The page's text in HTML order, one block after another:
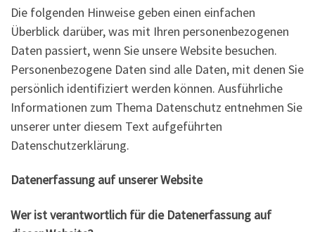
Die folgenden Hinweise geben einen einfachen
Überblick darüber, was mit Ihren personenbezogenen
Daten passiert, wenn Sie unsere Website besuchen.
Personenbezogene Daten sind alle Daten, mit denen Sie
persönlich identifiziert werden können. Ausführliche
Informationen zum Thema Datenschutz entnehmen Sie
unserer unter diesem Text aufgeführten
Datenschutzerklärung.
Datenerfassung auf unserer Website
Wer ist verantwortlich für die Datenerfassung auf